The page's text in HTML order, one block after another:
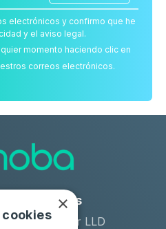
electrónicos y confirmo que he
y el aviso legal.
momento haciendo clic en
correos electrónicos.
Industrias
Arrendador LLD
×